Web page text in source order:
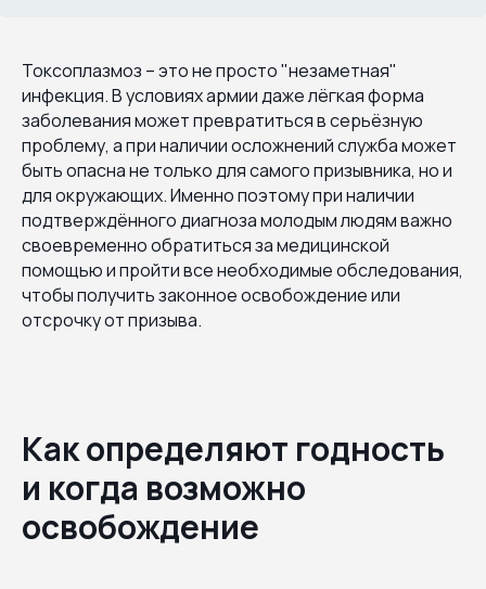
Токсоплазмоз – это не просто "незаметная"
инфекция. В условиях армии даже лёгкая форма
заболевания может превратиться в серьёзную
проблему, а при наличии осложнений служба может
быть опасна не только для самого призывника, но и
для окружающих. Именно поэтому при наличии
подтверждённого диагноза молодым людям важно
своевременно обратиться за медицинской
помощью и пройти все необходимые обследования,
чтобы получить законное освобождение или
отсрочку от призыва.
Как определяют годность
и когда возможно
освобождение